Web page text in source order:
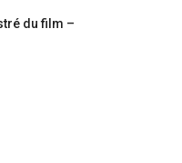
du film –